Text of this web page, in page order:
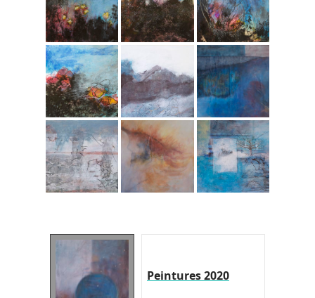
Peintures 2020